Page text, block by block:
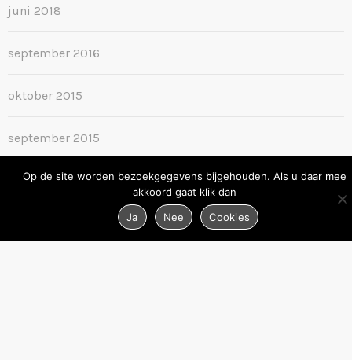
juni 2018
september 2016
oktober 2015
september 2015
Op de site worden bezoekgegevens bijgehouden. Als u daar mee
akkoord gaat klik dan
Ja
Nee Cookies